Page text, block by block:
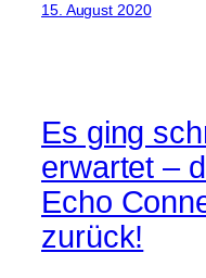
15. August 2020
Es ging
erwartet –
Echo
zurück!